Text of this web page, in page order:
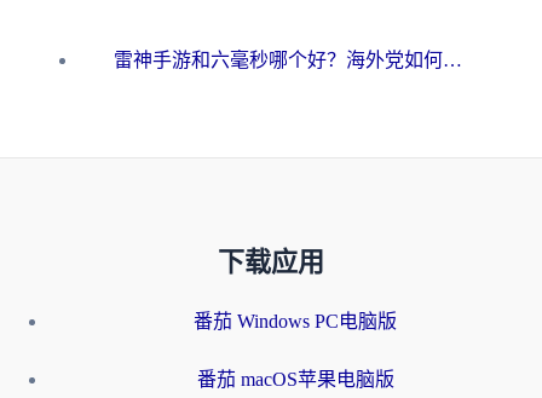
雷神手游和六毫秒哪个好？海外党如何真正解锁国内资源
下载应用
番茄 Windows PC电脑版
番茄 macOS苹果电脑版